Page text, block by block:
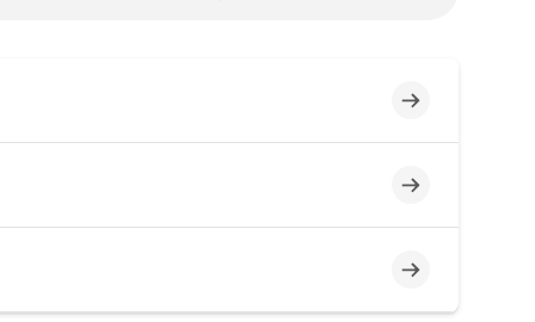
Incompleto
Incompleto
Incompleto